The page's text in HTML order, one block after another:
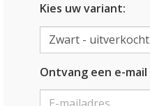
Kies uw variant:
Ontvang een e-